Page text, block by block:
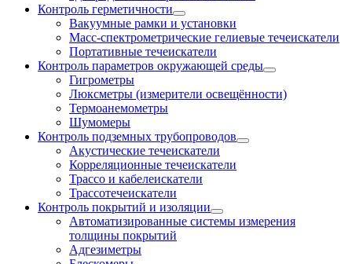
Контроль герметичности
Вакуумные рамки и установки
Масс-спектрометрические гелиевые течеискатели
Портативные течеискатели
Контроль параметров окружающей среды
Гигрометры
Люксметры (измерители освещённости)
Термоанемометры
Шумомеры
Контроль подземных трубопроводов
Акустические течеискатели
Корреляционные течеискатели
Трассо и кабелеискатели
Трассотечеискатели
Контроль покрытий и изоляции
Автоматизированные системы измерения
толщины покрытий
Адгезиметры